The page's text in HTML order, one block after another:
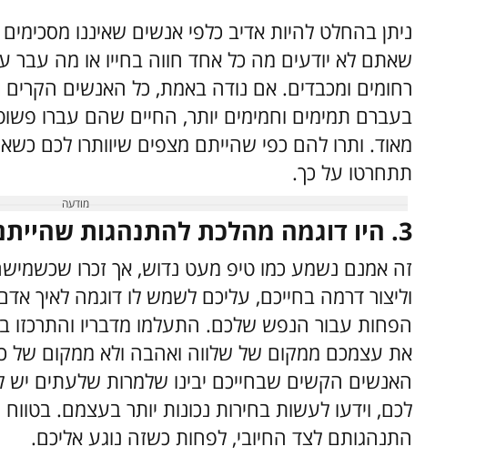
ניתן בהחלט להיות אדיב כלפי אנשים שאיננו
שאתם לא יודעים מה כל אחד חווה בחייו או מה עבר
רחומים ומכבדים. אם נודה באמת, כל האנשים
בעברם תמימים וחמימים יותר, החיים שהם עברו
מאוד. ותרו להם כפי שהייתם מצפים שיוותרו לכם
תתחרטו על כך.
3. היו דוגמה מהלכת להתנהגות שהייתם מצפים לה מאחרים
זה אמנם נשמע כמו טיפ מעט נדוש, אך זכרו
וליצור דרמה בחייכם, עליכם לשמש לו דוגמה לאיך
הפחות עבור הנפש שלכם. התעלמו מדבריו והתרכזו
את עצמכם ממקום של שלווה ואהבה ולא ממקום של
האנשים הקשים שבחייכם יבינו שלמרות שלעתים יש
לכם, וידעו לעשות בחירות נכונות יותר בעצמם.
התנהגותם לצד החיובי, לפחות כשזה נוגע אליכם.